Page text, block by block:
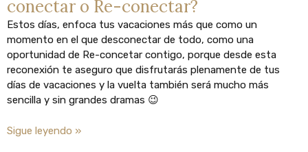
conectar o Re-conectar?
Estos días, enfoca tus vacaciones más que como un
momento en el que desconectar de todo, como una
oportunidad de Re-concetar contigo, porque desde esta
reconexión te aseguro que disfrutarás plenamente de tus
días de vacaciones y la vuelta también será mucho más
sencilla y sin grandes dramas 😉
Sigue leyendo »